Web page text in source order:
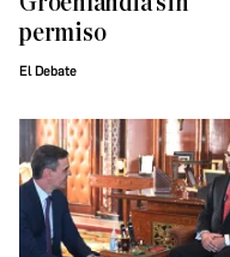
permiso
El Debate